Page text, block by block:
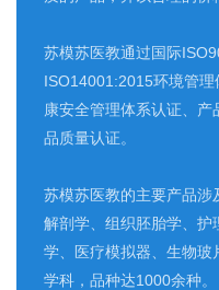
苏模苏医教通过国际
ISO14001:2015环境管
康安全管理体系认证、
品质量认证。
苏模苏医教的主要产品
解剖学、组织胚胎学、
学、医疗模拟器、生物玻
学科，品种达1000余种。